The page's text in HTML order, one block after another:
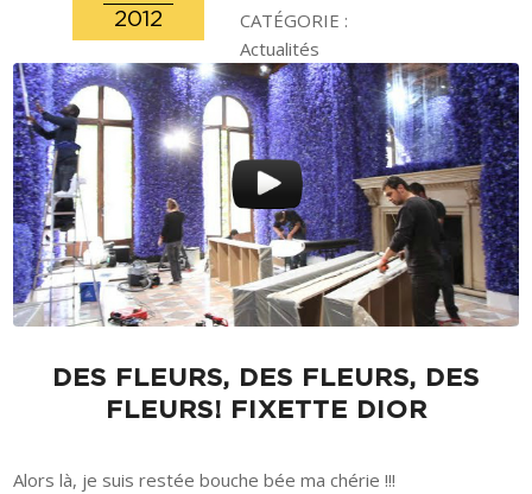
2012
CATÉGORIE :
Actualités
DES FLEURS, DES FLEURS, DES
FLEURS! FIXETTE DIOR
Alors là, je suis restée bouche bée ma chérie !!!